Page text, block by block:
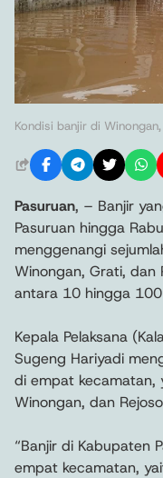
Kondisi banjir di
Pasuruan, – Banjir
Pasuruan hingga
menggenangi
Winongan, Grati, dan
antara 10 hingga
Kepala Pelaksana
Sugeng Hariyadi
di empat kecamatan,
Winongan, dan
“Banjir di Kabupaten
empat kecamatan,